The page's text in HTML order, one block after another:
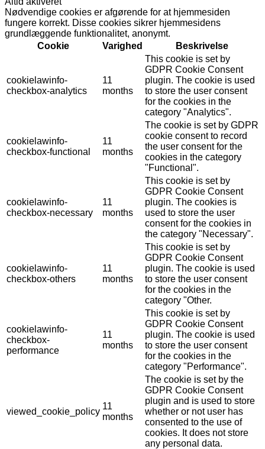
Nødvendige cookies er afgørende for at hjemmesiden
fungere korrekt. Disse cookies sikrer hjemmesidens
grundlæggende funktionalitet, anonymt.
Cookie
Varighed Beskrivelse
cookielawinfo-
checkbox-analytics
11
months
This cookie is set by
GDPR Cookie Consent
plugin. The cookie is used
to store the user consent
for the cookies in the
category "Analytics".
cookielawinfo-
checkbox-functional
11
months
The cookie is set by GDPR
cookie consent to record
the user consent for the
cookies in the category
"Functional".
cookielawinfo-
checkbox-necessary
11
months
This cookie is set by
GDPR Cookie Consent
plugin. The cookies is
used to store the user
consent for the cookies in
the category "Necessary".
cookielawinfo-
checkbox-others
11
months
This cookie is set by
GDPR Cookie Consent
plugin. The cookie is used
to store the user consent
for the cookies in the
category "Other.
cookielawinfo-
checkbox-
performance
11
months
This cookie is set by
GDPR Cookie Consent
plugin. The cookie is used
to store the user consent
for the cookies in the
category "Performance".
viewed_cookie_policy
11
months
The cookie is set by the
GDPR Cookie Consent
plugin and is used to store
whether or not user has
consented to the use of
cookies. It does not store
any personal data.